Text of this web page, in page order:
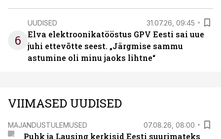
6
UUDISED 31.07.26, 09:45
Elva elektroonikatööstus GPV Eesti sai uue
juhi ettevõtte seest. „Järgmise sammu
astumine oli minu jaoks lihtne“
VIIMASED UUDISED
MAJANDUSTULEMUSED 07.08.26, 08:00
Puhk ja Lausing kerkisid Eesti suurimateks